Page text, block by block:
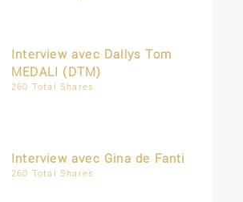
Interview avec Dallys Tom
MEDALI (DTM)
260 Total Shares
Interview avec Gina de Fanti
260 Total Shares